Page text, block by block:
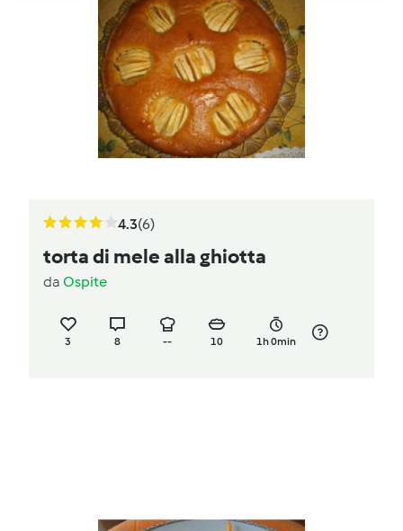
4.3(6)
torta di mele alla ghiotta
da Ospite
3 8 -- 10 1h 0min